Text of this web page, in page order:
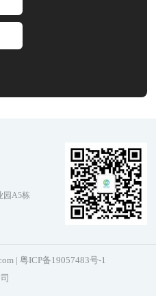
园A5栋
|粤ICP备19057483号-1